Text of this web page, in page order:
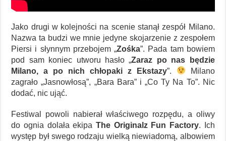
Jako drugi w kolejności na scenie stanął zespół Milano.
Nazwa ta budzi we mnie jedyne skojarzenie z zespołem
Piersi i słynnym przebojem „Zośka”. Pada tam bowiem
pod sam koniec utworu hasło „Zaraz po nas będzie
Milano, a po nich chłopaki z Ekstazy”.
Milano
zagrało „Jasnowłosą”, „Bara Bara” i „Co Ty Na To”. Nic
dodać, nic ująć.
Festiwal powoli nabierał właściwego rozpędu, a oliwy
do ognia dolała ekipa The Originalz Fun Factory. Ich
występ był swego rodzaju wielką niewiadomą, albowiem